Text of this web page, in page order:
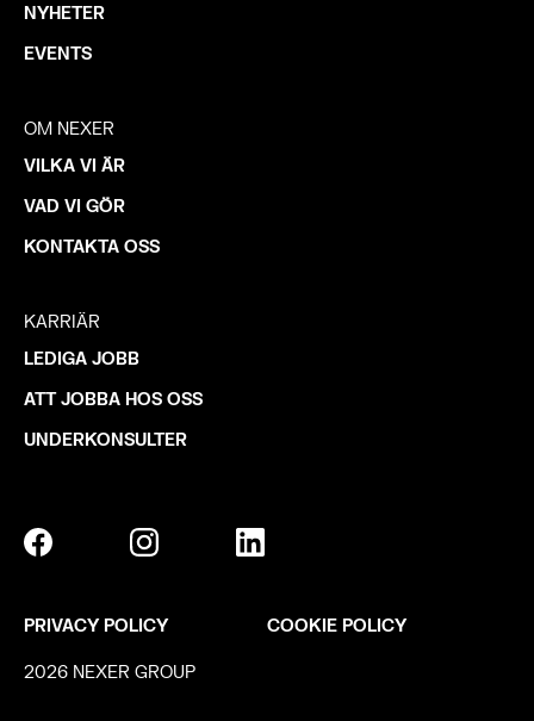
NYHETER
EVENTS
OM NEXER
VILKA VI ÄR
VAD VI GÖR
KONTAKTA OSS
KARRIÄR
LEDIGA JOBB
ATT JOBBA HOS OSS
UNDERKONSULTER
PRIVACY POLICY COOKIE POLICY
2026 NEXER GROUP